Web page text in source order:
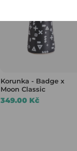
Korunka - Badge x
Moon Classic
349.00 Kč